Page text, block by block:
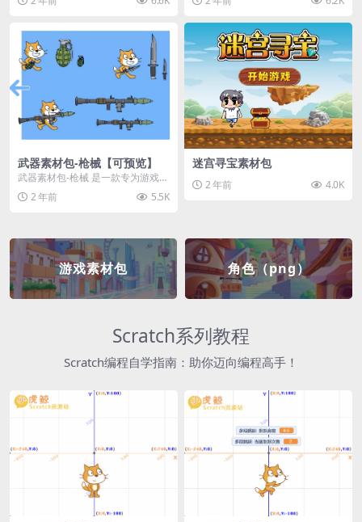
割音效，专为追求极致...
武器素材包-枪械【可预览】
武器素材包-枪械 是一款专为游戏开
发者和创作者设计的素材包，包含
多种高质量的枪械...
2 年前 5.5K
迷宫寻宝素材包
2 年前 4.0K
游戏素材包 角色（png）
Scratch系列教程
Scratch编程自学指南：助你迈向编程高手！